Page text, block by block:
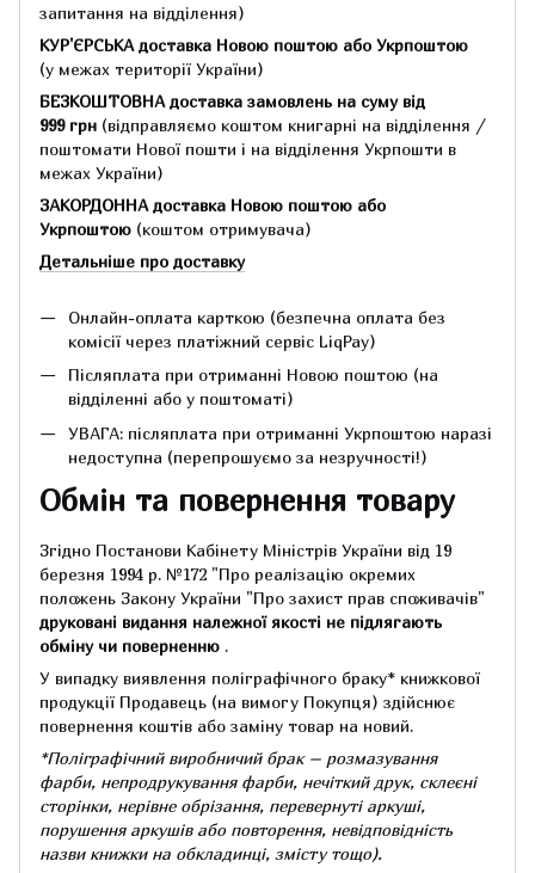
запитання на відділення)
КУР'ЄРСЬКА доставка Новою поштою або Укрпоштою
(у межах території України)
БЕЗКОШТОВНА доставка замовлень на суму від
999 грн (відправляємо коштом книгарні на відділення /
поштомати Нової пошти і на відділення Укрпошти в
межах України)
ЗАКОРДОННА доставка Новою поштою або
Укрпоштою (коштом отримувача)
Детальніше про доставку
Онлайн-оплата карткою (безпечна оплата без
комісії через платіжний сервіс LiqPay)
Післяплата при отриманні Новою поштою (на
відділенні або у поштоматі)
УВАГА: післяплата при отриманні Укрпоштою наразі
недоступна (перепрошуємо за незручності!)
Обмін та повернення товару
Згідно Постанови Кабінету Міністрів України від 19
березня 1994 р. №172 "Про реалізацію окремих
положень Закону України "Про захист прав споживачів"
друковані видання належної якості не підлягають
обміну чи поверненню .
У випадку виявлення поліграфічного браку* книжкової
продукції Продавець (на вимогу Покупця) здійснює
повернення коштів або заміну товар на новий.
*Поліграфічний виробничий брак – розмазування
фарби, непродрукування фарби, нечіткий друк, склеєні
сторінки, нерівне обрізання, перевернуті аркуші,
порушення аркушів або повторення, невідповідність
назви книжки на обкладинці, змісту тощо).